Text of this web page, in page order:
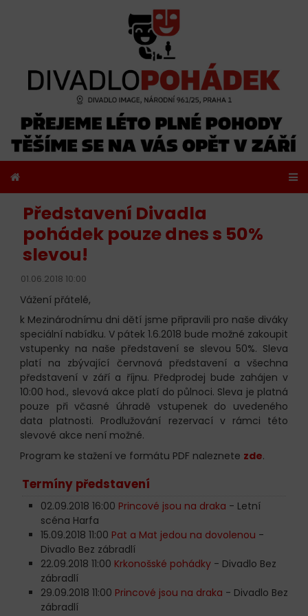
Představení Divadla
pohádek pouze dnes s 50%
slevou!
01.06.2018 10:00
Vážení přátelé,
k Mezinárodnímu dni dětí jsme připravili pro naše diváky
speciální nabídku. V pátek 1.6.2018 bude možné zakoupit
vstupenky na naše představení se slevou 50%. Sleva
platí na zbývající červnová představení a všechna
představení v září a říjnu. Předprodej bude zahájen v
10:00 hod., slevová akce platí do půlnoci. Sleva je platná
pouze při včasné úhradě vstupenek do uvedeného
data platnosti. Prodlužování rezervací v rámci této
slevové akce není možné.
Program ke stažení ve formátu PDF naleznete zde.
Termíny představení
02.09.2018 16:00 Princové jsou na draka - Letní
scéna Harfa
15.09.2018 11:00 Pat a Mat jedou na dovolenou -
Divadlo Bez zábradlí
22.09.2018 11:00 Krkonošské pohádky - Divadlo Bez
zábradlí
29.09.2018 11:00 Princové jsou na draka - Divadlo Bez
zábradlí